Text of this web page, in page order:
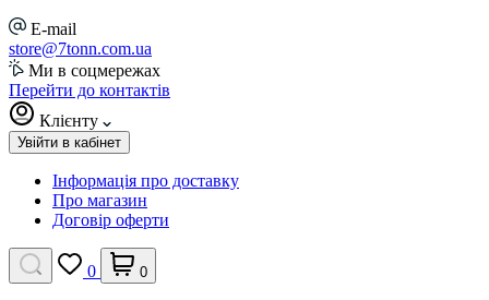
E-mail
store@7tonn.com.ua
Ми в соцмережах
Перейти до контактів
Клієнту
Увійти в кабінет
Інформація про доставку
Про магазин
Договір оферти
0 0